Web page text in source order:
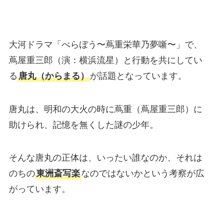
大河ドラマ「べらぼう〜蔦重栄華乃夢噺〜」で、
蔦屋重三郎（演：横浜流星）と行動を共にしてい
る唐丸（からまる）が話題となっています。
唐丸は、明和の大火の時に蔦重（蔦屋重三郎）に
助けられ、記憶を無くした謎の少年。
そんな唐丸の正体は、いったい誰なのか、それは
のちの東洲斎写楽なのではないかという考察が広
がっています。